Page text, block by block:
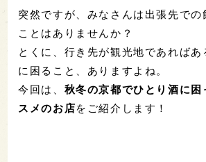
突然ですが、みなさんは出張先での
ことはありませんか？
とくに、行き先が観光地であればあ
に困ること、ありますよね。
今回は、 秋冬の京都でひとり酒に困
スメのお店をご紹介します！